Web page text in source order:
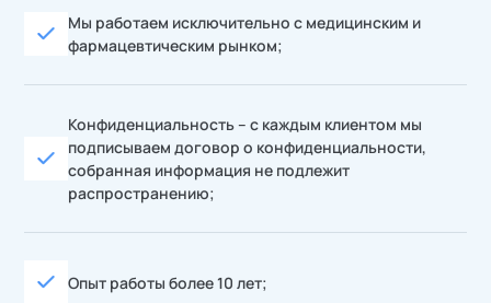
Мы работаем исключительно с медицинским и
фармацевтическим рынком;
Конфиденциальность – с каждым клиентом мы
подписываем договор о конфиденциальности,
собранная информация не подлежит
распространению;
Опыт работы более 10 лет;